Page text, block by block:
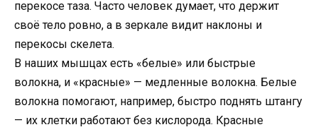
перекосе таза. Часто человек думает, что держит
своё тело ровно, а в зеркале видит наклоны и
перекосы скелета.
В наших мышцах есть «белые» или быстрые
волокна, и «красные» — медленные волокна. Белые
волокна помогают, например, быстро поднять штангу
— их клетки работают без кислорода. Красные